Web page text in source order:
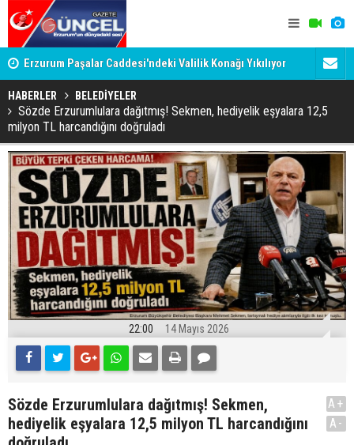
Erzurum Paşalar Caddesi'ndeki Valilik Konağı Yıkılıyor
mu?
HABERLER BELEDİYELER
Sözde Erzurumlulara dağıtmış! Sekmen, hediyelik eşyalara 12,5
milyon TL harcandığını doğruladı
22:00 14 Mayıs 2026
Sözde Erzurumlulara dağıtmış! Sekmen,
hediyelik eşyalara 12,5 milyon TL harcandığını
A+
A-